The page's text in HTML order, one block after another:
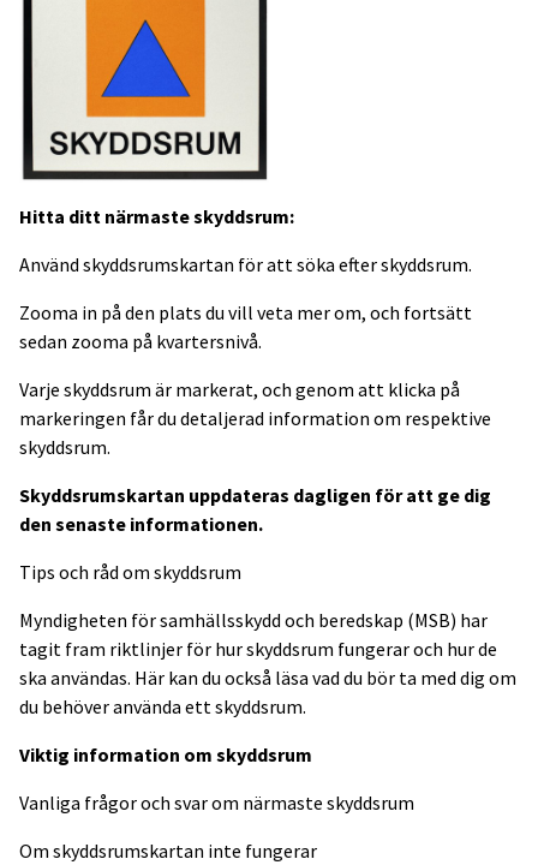
Hitta ditt närmaste skyddsrum:
Använd skyddsrumskartan för att söka efter skyddsrum.
Zooma in på den plats du vill veta mer om, och fortsätt
sedan zooma på kvartersnivå.
Varje skyddsrum är markerat, och genom att klicka på
markeringen får du detaljerad information om respektive
skyddsrum.
Skyddsrumskartan uppdateras dagligen för att ge dig
den senaste informationen.
Tips och råd om skyddsrum
Myndigheten för samhällsskydd och beredskap (MSB) har
tagit fram riktlinjer för hur skyddsrum fungerar och hur de
ska användas. Här kan du också läsa vad du bör ta med dig om
du behöver använda ett skyddsrum.
Viktig information om skyddsrum
Vanliga frågor och svar om närmaste skyddsrum
Om skyddsrumskartan inte fungerar